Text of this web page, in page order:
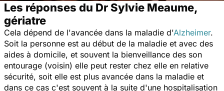
Les réponses du Dr Sylvie Meaume,
gériatre
Cela dépend de l'avancée dans la maladie d'Alzheimer.
Soit la personne est au début de la maladie et avec des
aides à domicile, et souvent la bienveillance des son
entourage (voisin) elle peut rester chez elle en relative
sécurité, soit elle est plus avancée dans la maladie et
dans ce cas c'est souvent à la suite d'une hospitalisation